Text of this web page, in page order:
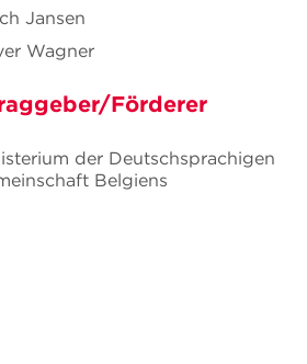
Jansen
Wagner
Förderer
der Deutschsprachigen
Belgiens